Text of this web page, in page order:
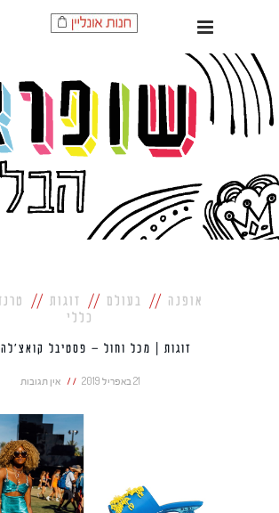
אופנה בעולם זוגות
כללי
זוגות | מכל וחול – פסטיבל קואצ'לה 2019
21 באפריל 2019 אין תגובות